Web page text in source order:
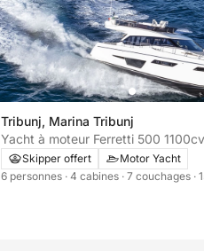
Tribunj, Marina Tribunj
Yacht à moteur Ferretti 500 1100cv
Skipper offert
Motor Yacht
6 personnes · 4 cabines · 7 couchages ·